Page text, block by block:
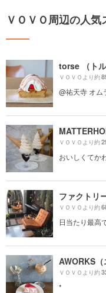
ＶＯＶＯ周辺の人気
torse （トル
ＶＯＶＯより約
@祐天寺 オム
ＶＯＶＯより約
おいしくてか
ＶＯＶＯより約
日当たり最高
AWORKS（
ＶＯＶＯより約
*